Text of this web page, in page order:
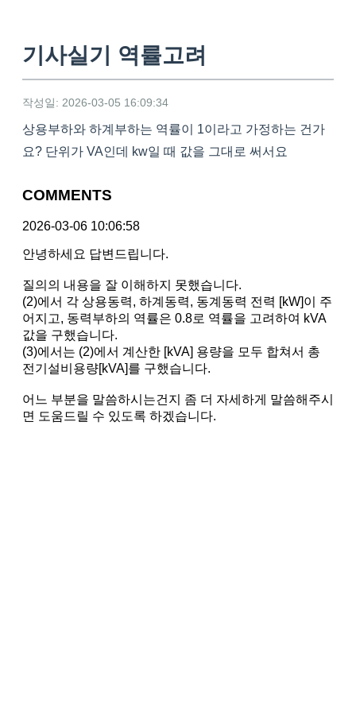
기사실기 역률고려
작성일: 2026-03-05 16:09:34
상용부하와 하계부하는 역률이 1이라고 가정하는 건가
요? 단위가 VA인데 kw일 때 값을 그대로 써서요
COMMENTS
2026-03-06 10:06:58
안녕하세요 답변드립니다.
질의의 내용을 잘 이해하지 못했습니다.
(2)에서 각 상용동력, 하계동력, 동계동력 전력 [kW]이 주
어지고, 동력부하의 역률은 0.8로 역률을 고려하여 kVA
값을 구했습니다.
(3)에서는 (2)에서 계산한 [kVA] 용량을 모두 합쳐서 총
전기설비용량[kVA]를 구했습니다.
어느 부분을 말씀하시는건지 좀 더 자세하게 말씀해주시
면 도움드릴 수 있도록 하겠습니다.